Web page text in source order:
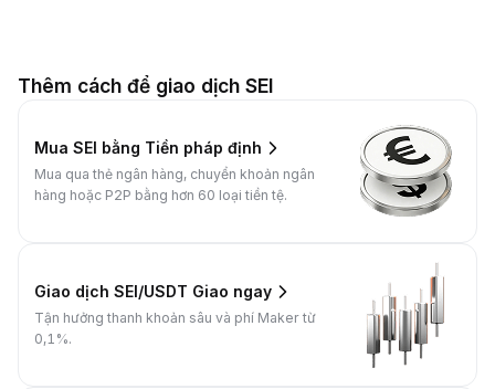
Thêm cách để giao dịch SEI
Mua SEI bằng Tiền pháp định
Mua qua thẻ ngân hàng, chuyển khoản ngân
hàng hoặc P2P bằng hơn 60 loại tiền tệ.
Giao dịch SEI/USDT Giao ngay
Tận hưởng thanh khoản sâu và phí Maker từ
0,1%.